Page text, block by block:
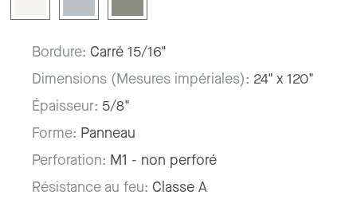
Bordure: Carré 15/16"
Dimensions (Mesures impériales): 24" x 120"
Épaisseur: 5/8"
Forme: Panneau
Perforation: M1 - non perforé
Résistance au feu: Classe A